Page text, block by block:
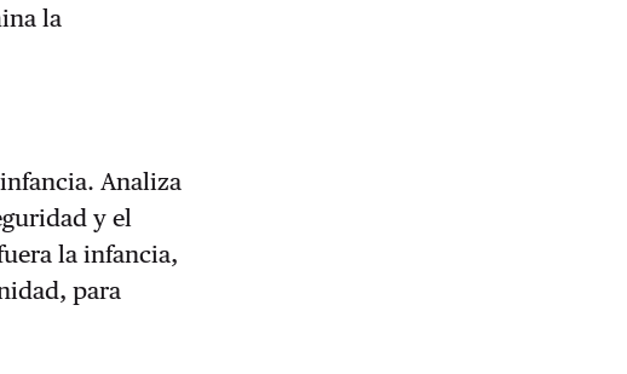
la
Analiza
y el
la infancia,
para